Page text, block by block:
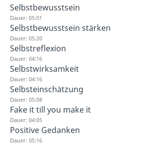
Selbstbewusstsein
Dauer: 05:01
Selbstbewusstsein stärken
Dauer: 05:20
Selbstreflexion
Dauer: 04:16
Selbstwirksamkeit
Dauer: 04:16
Selbsteinschätzung
Dauer: 05:08
Fake it till you make it
Dauer: 04:05
Positive Gedanken
Dauer: 05:16